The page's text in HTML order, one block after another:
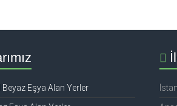
Eşya Alan Yerler